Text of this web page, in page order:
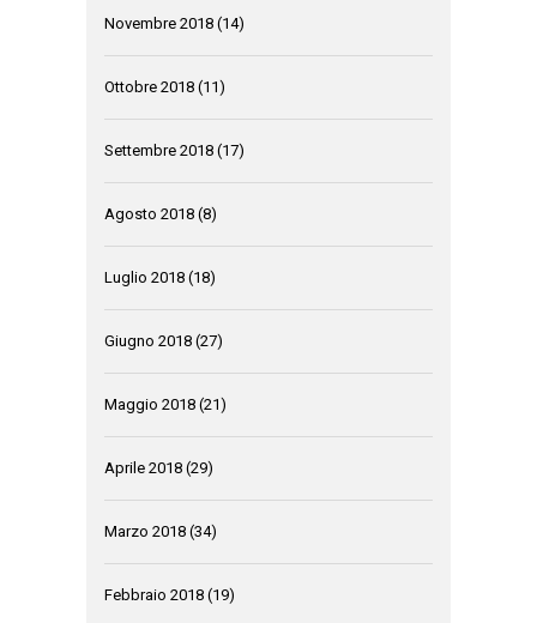
Novembre 2018 (14)
Ottobre 2018 (11)
Settembre 2018 (17)
Agosto 2018 (8)
Luglio 2018 (18)
Giugno 2018 (27)
Maggio 2018 (21)
Aprile 2018 (29)
Marzo 2018 (34)
Febbraio 2018 (19)